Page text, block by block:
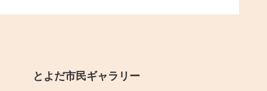
とよだ市民ギャラリー